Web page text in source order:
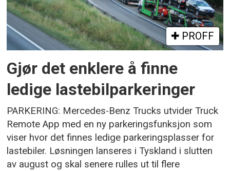
PROFF
Gjør det enklere å finne
ledige lastebilparkeringer
PARKERING: Mercedes-Benz Trucks utvider Truck
Remote App med en ny parkeringsfunksjon som
viser hvor det finnes ledige parkeringsplasser for
lastebiler. Løsningen lanseres i Tyskland i slutten
av august og skal senere rulles ut til flere